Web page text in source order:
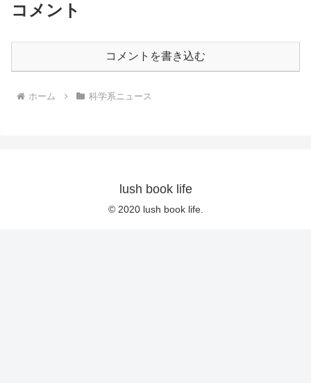
コメント
コメントを書き込む
ホーム 科学系ニュース
lush book life
© 2020 lush book life.